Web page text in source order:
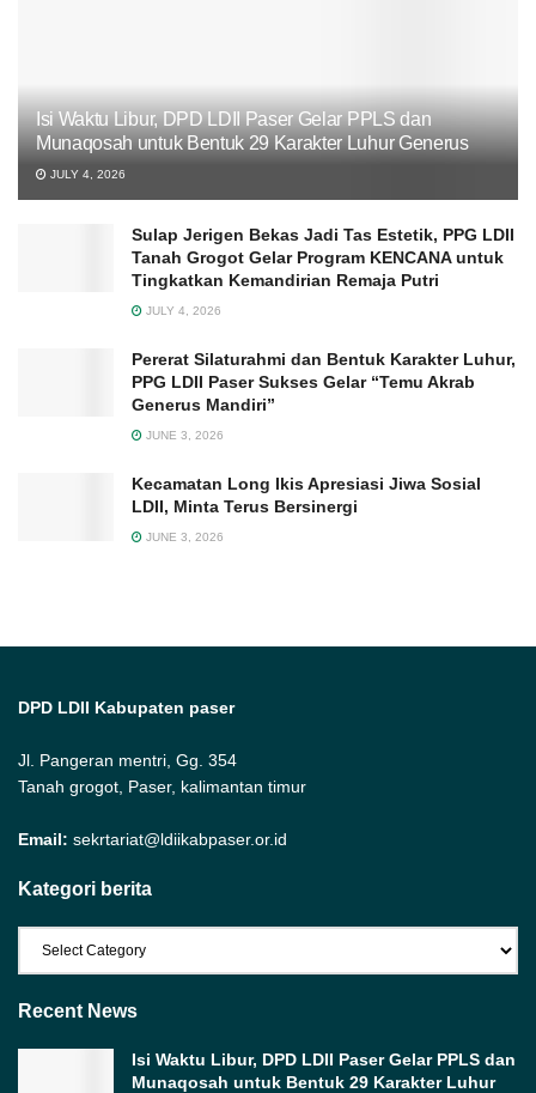
Isi Waktu Libur, DPD LDII Paser Gelar PPLS dan
Munaqosah untuk Bentuk 29 Karakter Luhur Generus
JULY 4, 2026
Sulap Jerigen Bekas Jadi Tas Estetik, PPG LDII
Tanah Grogot Gelar Program KENCANA untuk
Tingkatkan Kemandirian Remaja Putri
JULY 4, 2026
Pererat Silaturahmi dan Bentuk Karakter Luhur,
PPG LDII Paser Sukses Gelar “Temu Akrab
Generus Mandiri”
JUNE 3, 2026
Kecamatan Long Ikis Apresiasi Jiwa Sosial
LDII, Minta Terus Bersinergi
JUNE 3, 2026
DPD LDII Kabupaten paser
Jl. Pangeran mentri, Gg. 354
Tanah grogot, Paser, kalimantan timur
Email: sekrtariat@ldiikabpaser.or.id
Kategori berita
Recent News
Isi Waktu Libur, DPD LDII Paser Gelar PPLS dan
Munaqosah untuk Bentuk 29 Karakter Luhur